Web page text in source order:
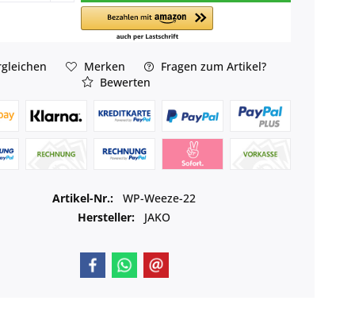
Merken
Fragen zum Artikel?
Bewerten
Artikel-Nr.:
WP-Weeze-22
Hersteller:
JAKO